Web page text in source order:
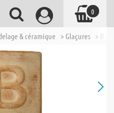
& céramique > Glaçures >
0